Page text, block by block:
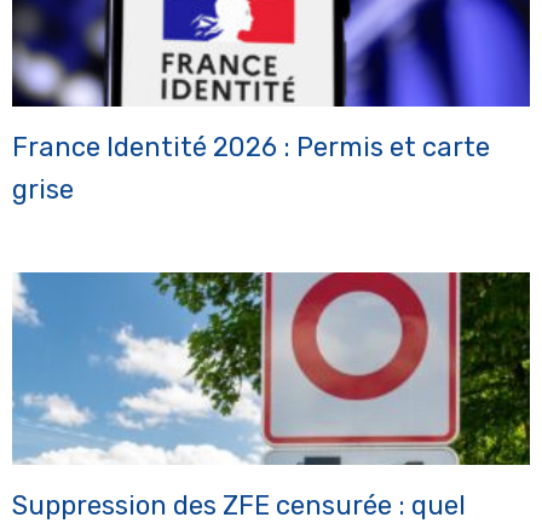
France Identité 2026 : Permis et carte
grise
Suppression des ZFE censurée : quel